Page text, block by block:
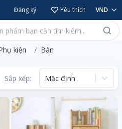
Đăng ký Yêu thích VND
kiện Bàn
Sắp xếp: Mặc định